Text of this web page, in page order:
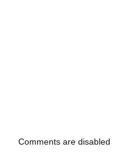
Comments are disabled